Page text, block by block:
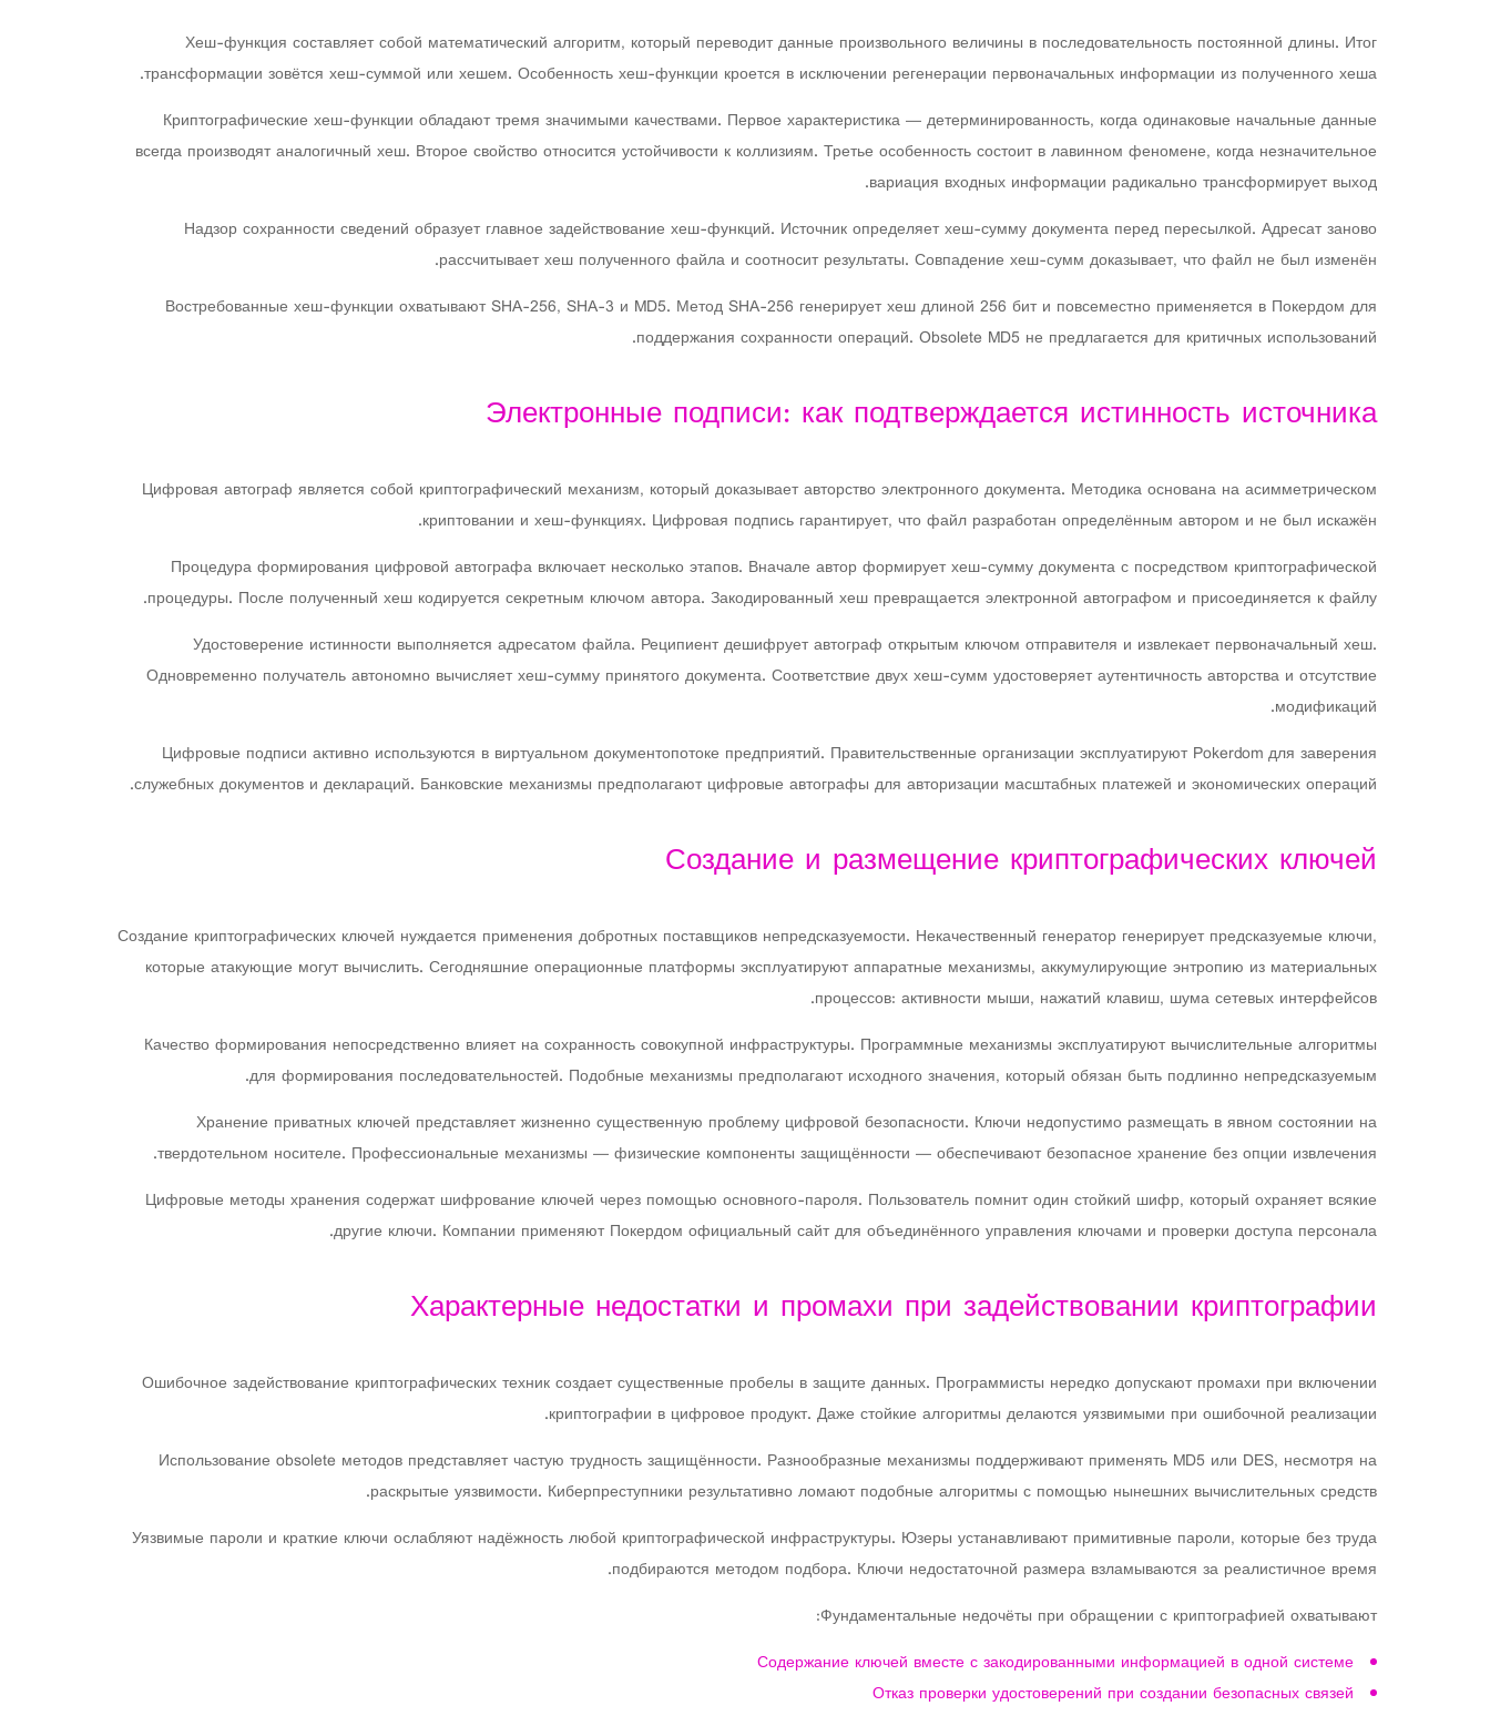
Хеш-функция составляет собой математический алгоритм, который переводит данные произвольного величины в последовательность постоянной длины. Итог
трансформации зовётся хеш-суммой или хешем. Особенность хеш-функции кроется в исключении регенерации первоначальных информации из полученного хеша.
Криптографические хеш-функции обладают тремя значимыми качествами. Первое характеристика — детерминированность, когда одинаковые начальные данные
всегда производят аналогичный хеш. Второе свойство относится устойчивости к коллизиям. Третье особенность состоит в лавинном феномене, когда незначительное
вариация входных информации радикально трансформирует выход.
Надзор сохранности сведений образует главное задействование хеш-функций. Источник определяет хеш-сумму документа перед пересылкой. Адресат заново
рассчитывает хеш полученного файла и соотносит результаты. Совпадение хеш-сумм доказывает, что файл не был изменён.
Востребованные хеш-функции охватывают SHA-256, SHA-3 и MD5. Метод SHA-256 генерирует хеш длиной 256 бит и повсеместно применяется в Покердом для
поддержания сохранности операций. Obsolete MD5 не предлагается для критичных использований.
Электронные подписи: как подтверждается истинность источника
Цифровая автограф является собой криптографический механизм, который доказывает авторство электронного документа. Методика основана на асимметрическом
криптовании и хеш-функциях. Цифровая подпись гарантирует, что файл разработан определённым автором и не был искажён.
Процедура формирования цифровой автографа включает несколько этапов. Вначале автор формирует хеш-сумму документа с посредством криптографической
процедуры. После полученный хеш кодируется секретным ключом автора. Закодированный хеш превращается электронной автографом и присоединяется к файлу.
Удостоверение истинности выполняется адресатом файла. Реципиент дешифрует автограф открытым ключом отправителя и извлекает первоначальный хеш.
Одновременно получатель автономно вычисляет хеш-сумму принятого документа. Соответствие двух хеш-сумм удостоверяет аутентичность авторства и отсутствие
модификаций.
Цифровые подписи активно используются в виртуальном документопотоке предприятий. Правительственные организации эксплуатируют Pokerdom для заверения
служебных документов и деклараций. Банковские механизмы предполагают цифровые автографы для авторизации масштабных платежей и экономических операций.
Создание и размещение криптографических ключей
Создание криптографических ключей нуждается применения добротных поставщиков непредсказуемости. Некачественный генератор генерирует предсказуемые ключи,
которые атакующие могут вычислить. Сегодняшние операционные платформы эксплуатируют аппаратные механизмы, аккумулирующие энтропию из материальных
процессов: активности мыши, нажатий клавиш, шума сетевых интерфейсов.
Качество формирования непосредственно влияет на сохранность совокупной инфраструктуры. Программные механизмы эксплуатируют вычислительные алгоритмы
для формирования последовательностей. Подобные механизмы предполагают исходного значения, который обязан быть подлинно непредсказуемым.
Хранение приватных ключей представляет жизненно существенную проблему цифровой безопасности. Ключи недопустимо размещать в явном состоянии на
твердотельном носителе. Профессиональные механизмы — физические компоненты защищённости — обеспечивают безопасное хранение без опции извлечения.
Цифровые методы хранения содержат шифрование ключей через помощью основного-пароля. Пользователь помнит один стойкий шифр, который охраняет всякие
другие ключи. Компании применяют Покердом официальный сайт для объединённого управления ключами и проверки доступа персонала.
Характерные недостатки и промахи при задействовании криптографии
Ошибочное задействование криптографических техник создает существенные пробелы в защите данных. Программисты нередко допускают промахи при включении
криптографии в цифровое продукт. Даже стойкие алгоритмы делаются уязвимыми при ошибочной реализации.
Использование obsolete методов представляет частую трудность защищённости. Разнообразные механизмы поддерживают применять MD5 или DES, несмотря на
раскрытые уязвимости. Киберпреступники результативно ломают подобные алгоритмы с помощью нынешних вычислительных средств.
Уязвимые пароли и краткие ключи ослабляют надёжность любой криптографической инфраструктуры. Юзеры устанавливают примитивные пароли, которые без труда
подбираются методом подбора. Ключи недостаточной размера взламываются за реалистичное время.
Фундаментальные недочёты при обращении с криптографией охватывают:
Содержание ключей вместе с закодированными информацией в одной системе
Отказ проверки удостоверений при создании безопасных связей